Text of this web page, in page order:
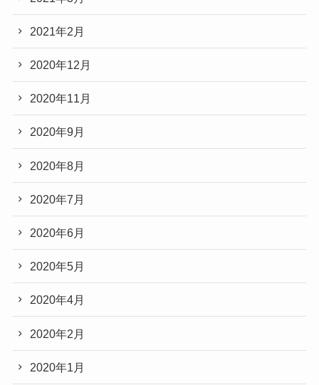
2021年2月
2020年12月
2020年11月
2020年9月
2020年8月
2020年7月
2020年6月
2020年5月
2020年4月
2020年2月
2020年1月